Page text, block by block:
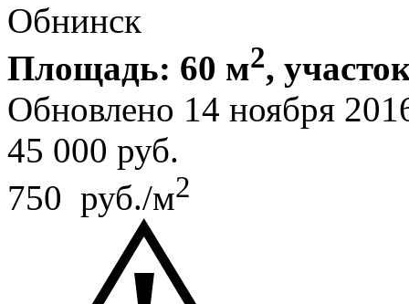
Обнинск
Площадь: 60 м2,
Обновлено 14 ноября
45 000 руб.
750 руб./м2